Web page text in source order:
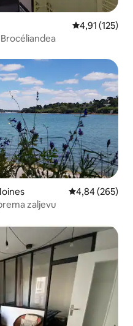
Prosječna
4,91 (125)
Prosječna
4,84 (265)
zaljevu